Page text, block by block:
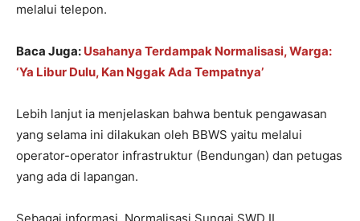
melalui telepon.
Baca Juga: Usahanya Terdampak Normalisasi, Warga:
‘Ya Libur Dulu, Kan Nggak Ada Tempatnya’
Lebih lanjut ia menjelaskan bahwa bentuk pengawasan
yang selama ini dilakukan oleh BBWS yaitu melalui
operator-operator infrastruktur (Bendungan) dan petugas
yang ada di lapangan.